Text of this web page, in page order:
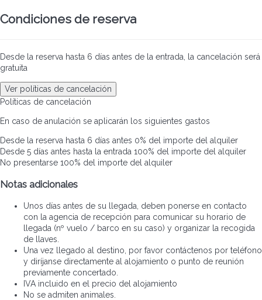
Condiciones de reserva
Desde la reserva hasta 6 días antes de la entrada, la cancelación será
gratuita
Ver políticas de cancelación
Políticas de cancelación
En caso de anulación se aplicarán los siguientes gastos
Desde la reserva hasta 6 días antes 0% del importe del alquiler
Desde 5 días antes hasta la entrada 100% del importe del alquiler
No presentarse 100% del importe del alquiler
Notas adicionales
Unos días antes de su llegada, deben ponerse en contacto
con la agencia de recepción para comunicar su horario de
llegada (nº vuelo / barco en su caso) y organizar la recogida
de llaves.
Una vez llegado al destino, por favor contáctenos por teléfono
y diríjanse directamente al alojamiento o punto de reunión
previamente concertado.
IVA incluido en el precio del alojamiento
No se admiten animales.